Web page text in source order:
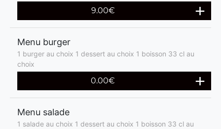
9.00€
Menu burger
1 burger au choix 1 dessert au choix 1 boisson 33 cl au
choix
0.00€
Menu salade
1 salade au choix 1 dessert au choix 1 boisson 33 cl au